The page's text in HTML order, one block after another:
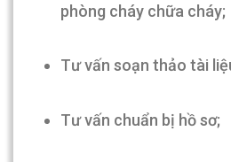
phòng cháy chữa cháy;
Tư vấn soạn thảo tài
Tư vấn chuẩn bị hồ sơ;